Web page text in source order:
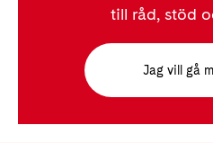
till råd, stöd
Jag vill gå